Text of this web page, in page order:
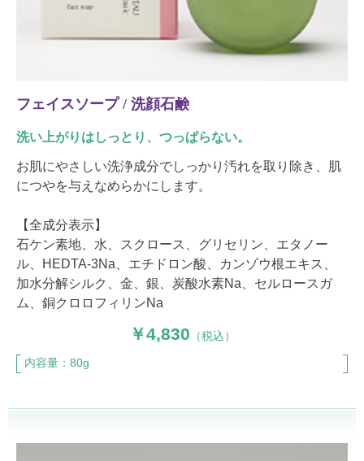
フェイスソープ / 洗顔石鹸
洗い上がりはしっとり、つっぱらない。
お肌にやさしい洗浄成分でしっかり汚れを取り除き、肌
につやを与えなめらかにします。
【全成分表示】
石ケン素地、水、スクロース、グリセリン、エタノー
ル、HEDTA-3Na、エチドロン酸、カンゾウ根エキス、
加水分解シルク、金、銀、炭酸水素Na、セルロースガ
ム、銅クロロフィリンNa
4,830 （税込）
内容量：80g